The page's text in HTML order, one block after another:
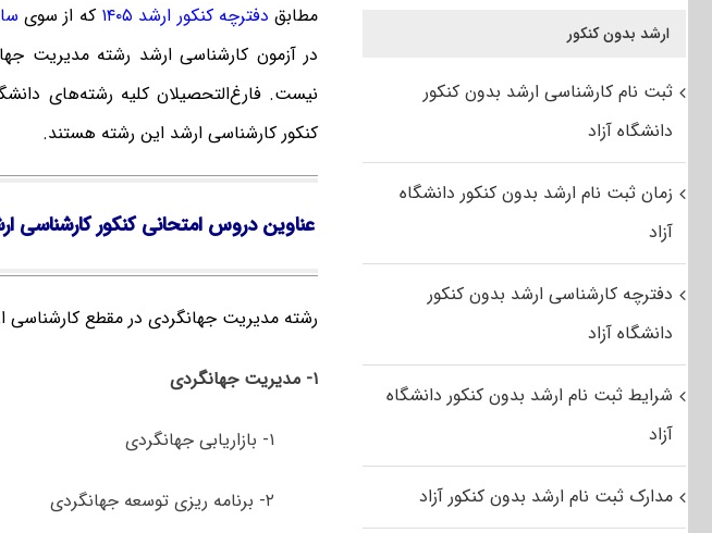
مطابق دفترچه کنکور ارشد ۱۴۰۵ که از سوی
در آزمون کارشناسی ارشد رشته مدیریت
نیست. فارغ‌‌التحصیلان کلیه رشته‌های
کنکور کارشناسی ارشد این رشته هستند.
عناوین دروس امتحانی کنکور کارشناسی
رشته مدیریت جهانگردی در مقطع کارشناسی ارشد دارای ۲ گرایش
۱- مدیریت جهانگردی
۱- بازاریابی جهانگردی
۲- برنامه­ ریزی توسعه جهانگردی
ارشد بدون کنکور
ثبت نام کارشناسی ارشد بدون کنکور
دانشگاه آزاد
زمان ثبت نام ارشد بدون کنکور دانشگاه
آزاد
دفترچه کارشناسی ارشد بدون کنکور
دانشگاه آزاد
شرایط ثبت نام ارشد بدون کنکور دانشگاه
آزاد
مدارک ثبت نام ارشد بدون کنکور آزاد